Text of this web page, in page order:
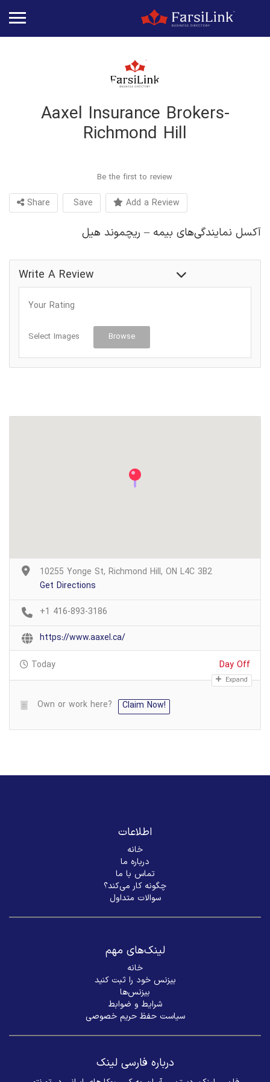
Aaxel Insurance Brokers-
Richmond Hill
Be the first to review
Share Save Add a Review
آکسل نمایندگی‌های بیمه – ریچموند هیل
Write A Review
Your Rating
Select Images Browse
10255 Yonge St, Richmond Hill, ON L4C 3B2
Get Directions
+1 416-893-3186
https://www.aaxel.ca/
Today Day Off
Expand
Own or work here? Claim Now!
اطلاعات
خانه
درباره ما
تماس با ما
چگونه کار می‌کند؟
سوالات متداول
لینک‌های مهم
خانه
بیزنس خود را ثبت کنید
بیزنس‌ها
شرایط و ضوابط
سیاست حفظ حریم خصوصی
درباره فارسی لینک